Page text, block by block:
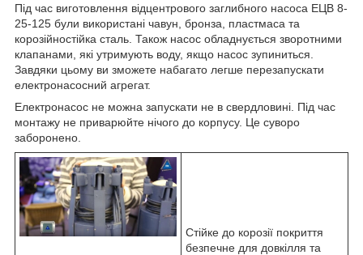
Під час виготовлення відцентрового заглибного насоса ЕЦВ 8-
25-125 були використані чавун, бронза, пластмаса та
корозійностійка сталь. Також насос обладнується зворотними
клапанами, які утримують воду, якщо насос зупиниться.
Завдяки цьому ви зможете набагато легше перезапускати
електронасосний агрегат.
Електронасос не можна запускати не в свердловині. Під час
монтажу не приварюйте нічого до корпусу. Це суворо
заборонено.
Стійке до корозії покриття
безпечне для довкілля та